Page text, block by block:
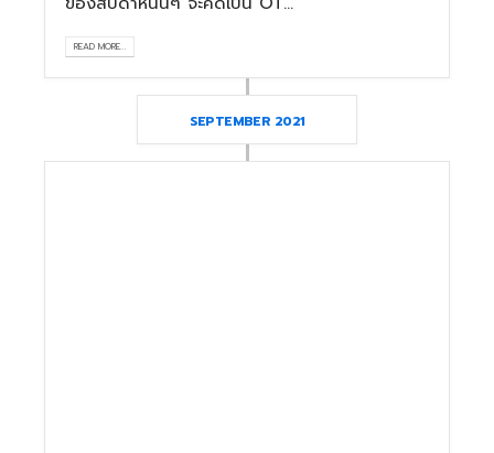
READ MORE...
SEPTEMBER 2021